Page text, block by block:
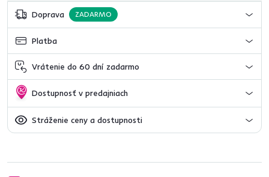
Doprava ZADARMO
Platba
Vrátenie do 60 dní zadarmo
Dostupnosť v predajniach
Stráženie ceny a dostupnosti